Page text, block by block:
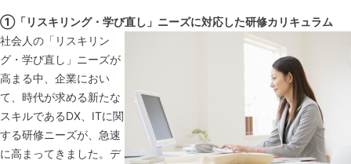
①「リスキリング・学び直し」ニーズに対応した研修カリキュラム
社会人の「リスキリン
グ・学び直し」ニーズが
高まる中、企業におい
て、時代が求める新たな
スキルであるDX、ITに関
する研修ニーズが、急速
に高まってきました。デ